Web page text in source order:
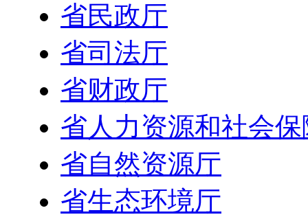
省民政厅
省司法厅
省财政厅
省人力资源和社会
省自然资源厅
省生态环境厅